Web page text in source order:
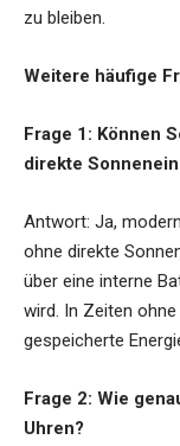
zu bleiben.
Weitere häufige
Frage 1: Können
direkte
Antwort: Ja,
ohne direkte
über eine interne
wird. In Zeiten
gespeicherte
Frage 2: Wie
Uhren?